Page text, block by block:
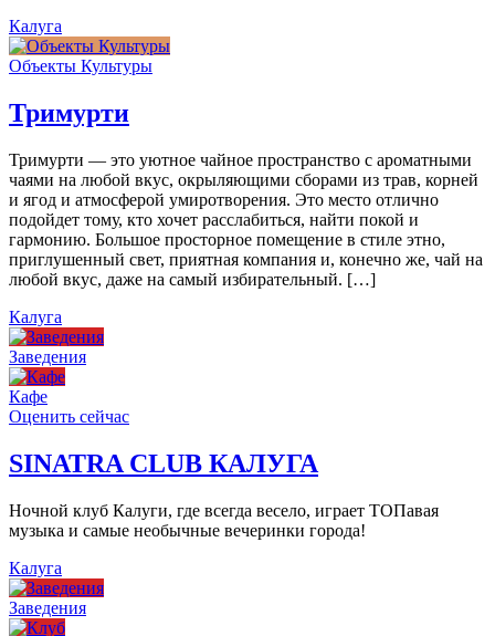
Калуга
Объекты Культуры
Тримурти
Тримурти — это уютное чайное пространство с ароматными
чаями на любой вкус, окрыляющими сборами из трав, корней
и ягод и атмосферой умиротворения. Это место отлично
подойдет тому, кто хочет расслабиться, найти покой и
гармонию. Большое просторное помещение в стиле этно,
приглушенный свет, приятная компания и, конечно же, чай на
любой вкус, даже на самый избирательный. […]
Калуга
Заведения
Кафе
Оценить сейчас
SINATRA CLUB КАЛУГА
Ночной клуб Калуги, где всегда весело, играет ТОПавая
музыка и самые необычные вечеринки города!
Калуга
Заведения